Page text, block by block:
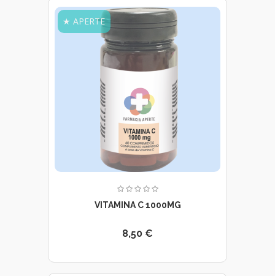
★ APERTE
VITAMINA C 1000MG
8,50 €